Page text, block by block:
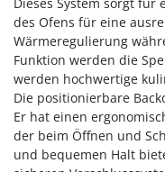
V
Vakuumiergeräte
Vertikutierer
Vogelscheuchen
W
Wasserpumpen
Kasco
Kemper
Kenwood
Keter
KitchenAid
Komo
Dieses System sorgt
des Ofens für eine
Wärmeregulierung
Funktion werden die
werden hochwertige
Die positionierbare
Er hat einen
der beim Öffnen und
und bequemen Halt